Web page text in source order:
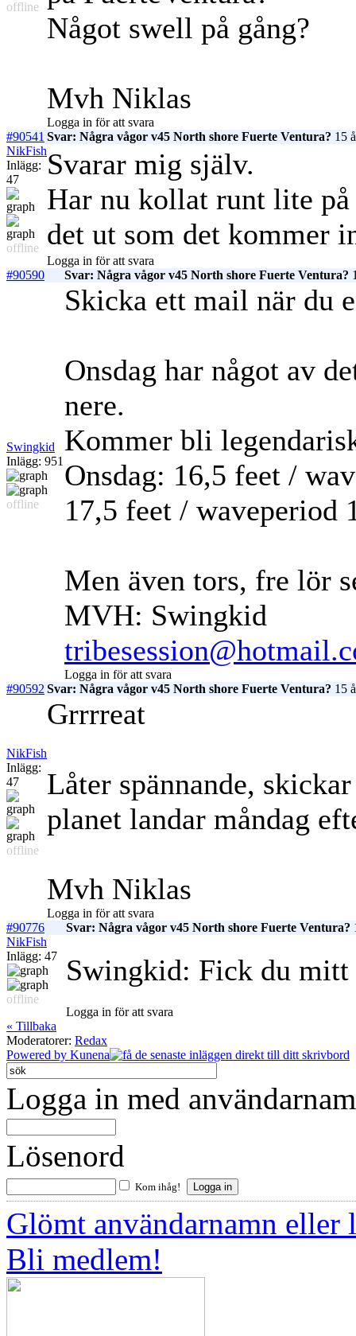
offline
Något swell på gång?
Mvh Niklas
Logga in för att svara
#90541 Svar: Några vågor v45 North shore Fuerte Ventura? 15
NikFish
Inlägg:
47
offline
Svarar mig själv.
Har nu kollat runt lite på
det ut som det kommer
Logga in för att svara
#90590
Svar: Några vågor v45 North shore Fuerte Ventura?
Swingkid
Inlägg: 951
offline
Skicka ett mail när du
Onsdag har något av
nere.
Kommer bli
Onsdag: 16,5 feet /
17,5 feet / waveperiod
Men även tors, fre lör
MVH: Swingkid
Logga in för att svara
#90592Svar: Några vågor v45 North shore Fuerte Ventura? 15
NikFish
Inlägg:
47
offline
Grrrreat
Låter spännande,
planet landar måndag
Mvh Niklas
Logga in för att svara
#90776
Svar: Några vågor v45 North shore Fuerte Ventura?
NikFish
Inlägg: 47
offline
Swingkid: Fick du
Logga in för att svara
« Tillbaka
Moderatorer: Redax
Powered by Kunena
Logga in med
Lösenord
Kom ihåg!
Glömt användarnamn eller
Bli medlem!